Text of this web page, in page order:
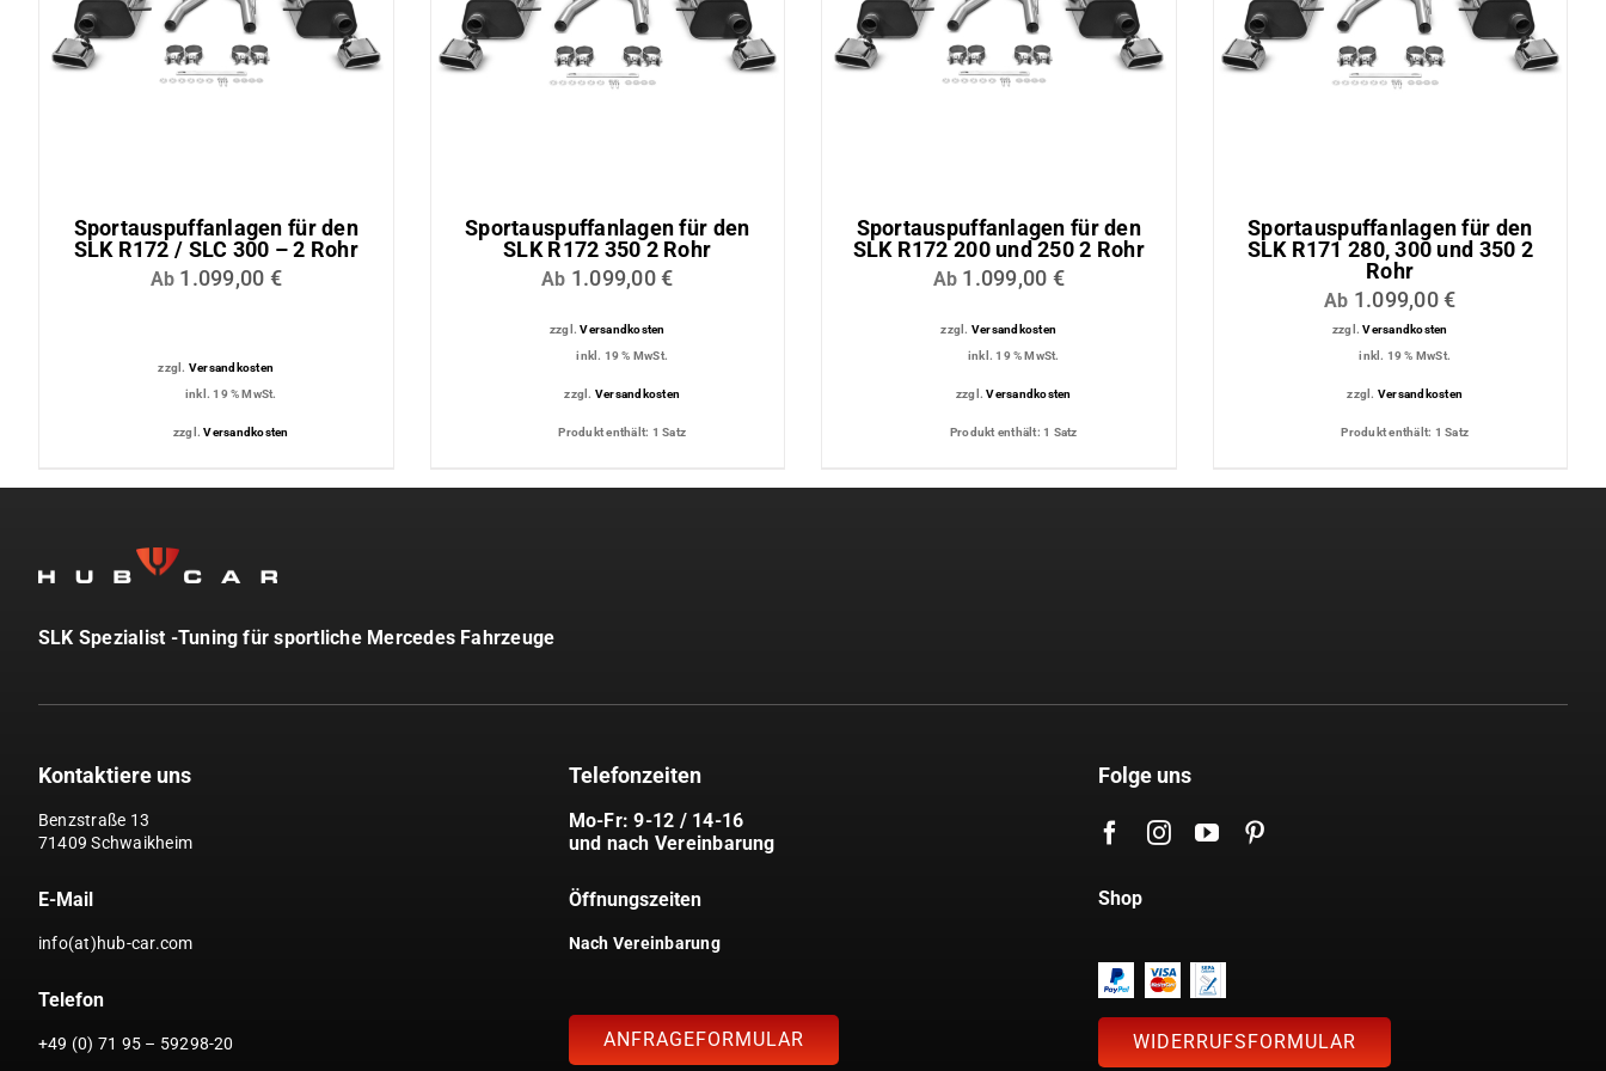
Lederausstattung
Lederausstattungs-
Rechner
Dachmodul
Lichtmodul
Sportauspuffanlagen für den
SLK R172 / SLC 300 – 2 Rohr
Ab 1.099,00 €
zzgl. Versandkosten
inkl. 19 % MwSt.
zzgl.Versandkosten
Sportauspuffanlagen für den
SLK R172 350 2 Rohr
Ab 1.099,00€
zzgl.Versandkosten
inkl. 19 % MwSt.
zzgl. Versandkosten
Produkt enthält: 1Satz
Sportauspuffanlagen für den
SLK R172 200 und 250 2 Rohr
Ab 1.099,00 €
zzgl. Versandkosten
inkl. 19 % MwSt.
zzgl.Versandkosten
Produkt enthält: 1 Satz
Sportauspuffanlagen für den
SLK R171 280, 300 und 350 2
Rohr
Ab 1.099,00€
zzgl.Versandkosten
inkl. 19 % MwSt.
zzgl. Versandkosten
Produkt enthält: 1Satz
SLK Spezialist -Tuning für sportliche Mercedes Fahrzeuge
Kontaktiere uns
Benzstraße 13
71409 Schwaikheim
E-Mail
info(at)hub-car.com
Telefon
+49 (0) 71 95 – 59298-20
Telefonzeiten
Mo-Fr: 9-12 / 14-16
und nach Vereinbarung
Öffnungszeiten
Nach Vereinbarung
ANFRAGEFORMULAR
Folge uns
Shop
WIDERRUFSFORMULAR